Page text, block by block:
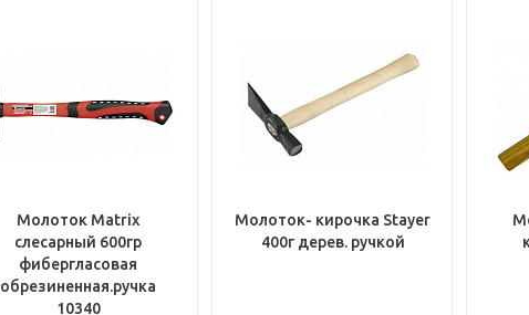
Молоток Matrix
слесарный 600гр
фибергласовая
обрезиненная.ручка
10340
Молоток- кирочка Stayer
400г дерев. ручкой